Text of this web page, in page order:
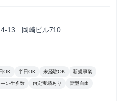
13 岡崎ビル710
OK 半日OK 未経験OK 新規事業
ン生多数 内定実績あり 髪型自由